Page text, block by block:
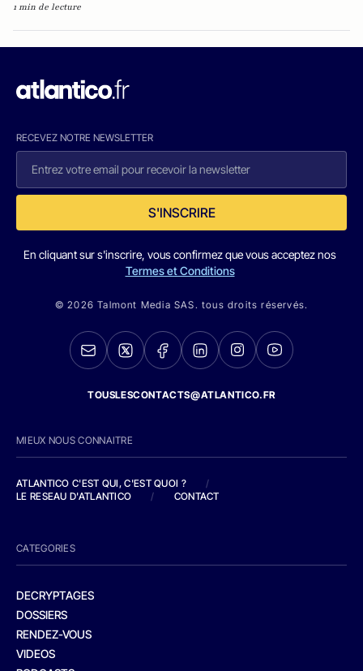
1 min de lecture
RECEVEZ NOTRE NEWSLETTER
S'INSCRIRE
En cliquant sur s'inscrire, vous confirmez que vous acceptez nos
Termes et Conditions
© 2026 Talmont Media SAS. tous droits réservés.
TOUSLESCONTACTS@ATLANTICO.FR
MIEUX NOUS CONNAITRE
ATLANTICO C'EST QUI, C'EST QUOI ?
/
LE RESEAU D'ATLANTICO
/ CONTACT
CATEGORIES
DECRYPTAGES
DOSSIERS
RENDEZ-VOUS
VIDEOS